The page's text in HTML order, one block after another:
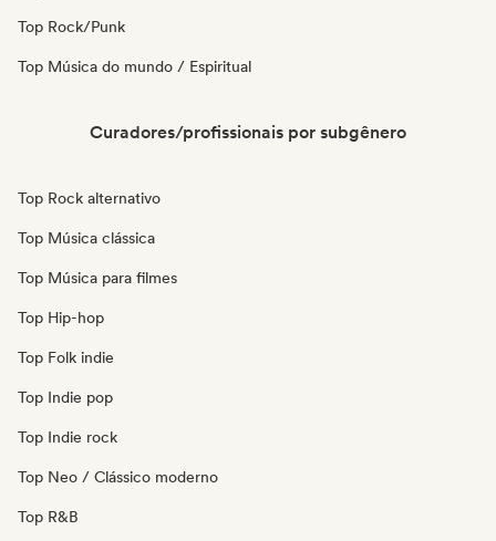
Top Rock/Punk
Top Música do mundo / Espiritual
Curadores/profissionais por subgênero
Top Rock alternativo
Top Música clássica
Top Música para filmes
Top Hip-hop
Top Folk indie
Top Indie pop
Top Indie rock
Top Neo / Clássico moderno
Top R&B